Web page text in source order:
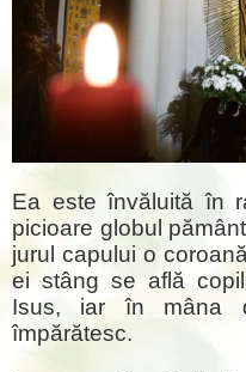
Ea este învăluită în
picioare globul
jurul capului o
ei stâng se află
Isus, iar în mâna
împărătesc.